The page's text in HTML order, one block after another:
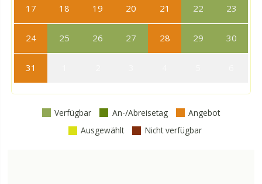
17 18 19 20 21 22 23
24 25 26 27 28 29 30
31
Verfügbar An-/Abreisetag
Angebot
Ausgewählt
Nicht verfügbar